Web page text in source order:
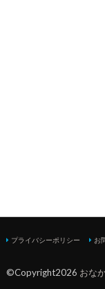
プライバシーポリシー お
©Copyright2026 おな